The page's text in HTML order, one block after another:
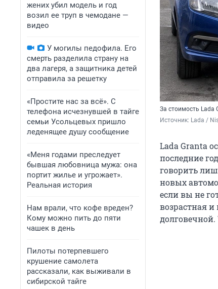
жених убил модель и год
возил ее труп в чемодане —
видео
У могилы педофила. Его
смерть разделила страну на
два лагеря, а защитника детей
отправила за решетку
«Простите нас за всё». С
телефона исчезнувшей в тайге
семьи Усольцевых пришло
леденящее душу сообщение
«Меня годами преследует
бывшая любовница мужа: она
портит жилье и угрожает».
Реальная история
Нам врали, что кофе вреден?
Кому можно пить до пяти
чашек в день
Пилоты потерпевшего
крушение самолета
рассказали, как выживали в
сибирской тайге
За стоимость Lada
Источник: Lada /
Lada Granta
последние
говорить
новых
если вы не
возрастная и